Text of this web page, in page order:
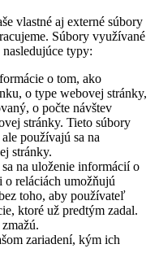
vlastné aj externé súbory
Súbory využívané
typy:
o tom, ako
o type webovej stránky,
o počte návštev
stránky. Tieto súbory
používajú sa na
stránky.
na uloženie informácií o
o reláciách umožňujú
toho, aby používateľ
ktoré už predtým zadal.
zariadení, kým ich